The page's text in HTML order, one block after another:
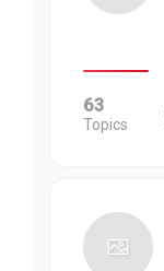
63
Topics